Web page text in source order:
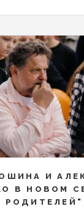
И
В НОВОМ
РОДИТЕЛЕЙ"